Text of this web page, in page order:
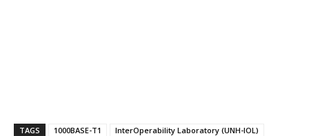
TAGS 1000BASE-T1
InterOperability Laboratory (UNH-IOL)